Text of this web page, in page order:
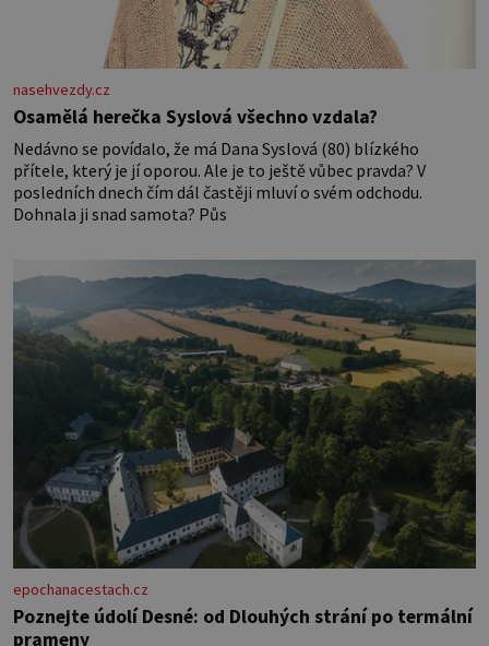
nasehvezdy.cz
Osamělá herečka Syslová všechno vzdala?
Nedávno se povídalo, že má Dana Syslová (80) blízkého
přítele, který je jí oporou. Ale je to ještě vůbec pravda? V
posledních dnech čím dál častěji mluví o svém odchodu.
Dohnala ji snad samota? Půs
epochanacestach.cz
Poznejte údolí Desné: od Dlouhých strání po termální
prameny